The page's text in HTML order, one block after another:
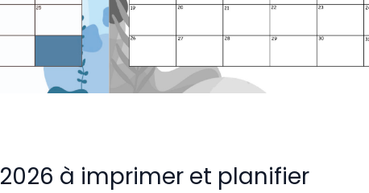
à imprimer et planifier